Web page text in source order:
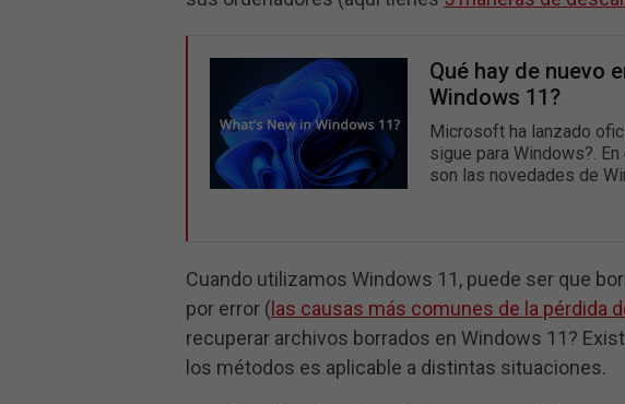
Qué hay de nuevo
Windows 11?
Microsoft ha lanzado
sigue para Windows?.
son las novedades de
Cuando utilizamos Windows 11, puede ser que
por error ( las causas más comunes de la pérdida
recuperar archivos borrados en Windows 11?
los métodos es aplicable a distintas situaciones.